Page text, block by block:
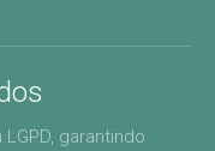
garantindo